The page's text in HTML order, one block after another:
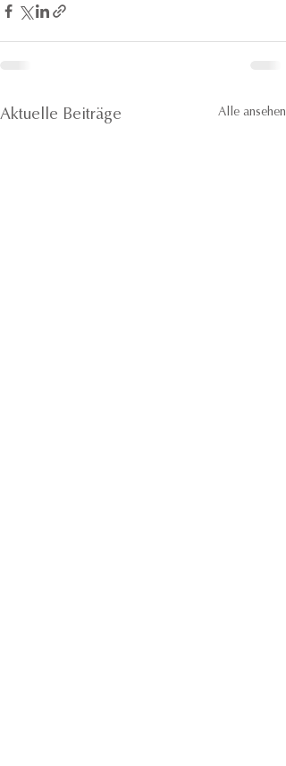
Aktuelle Beiträge Alle ansehen